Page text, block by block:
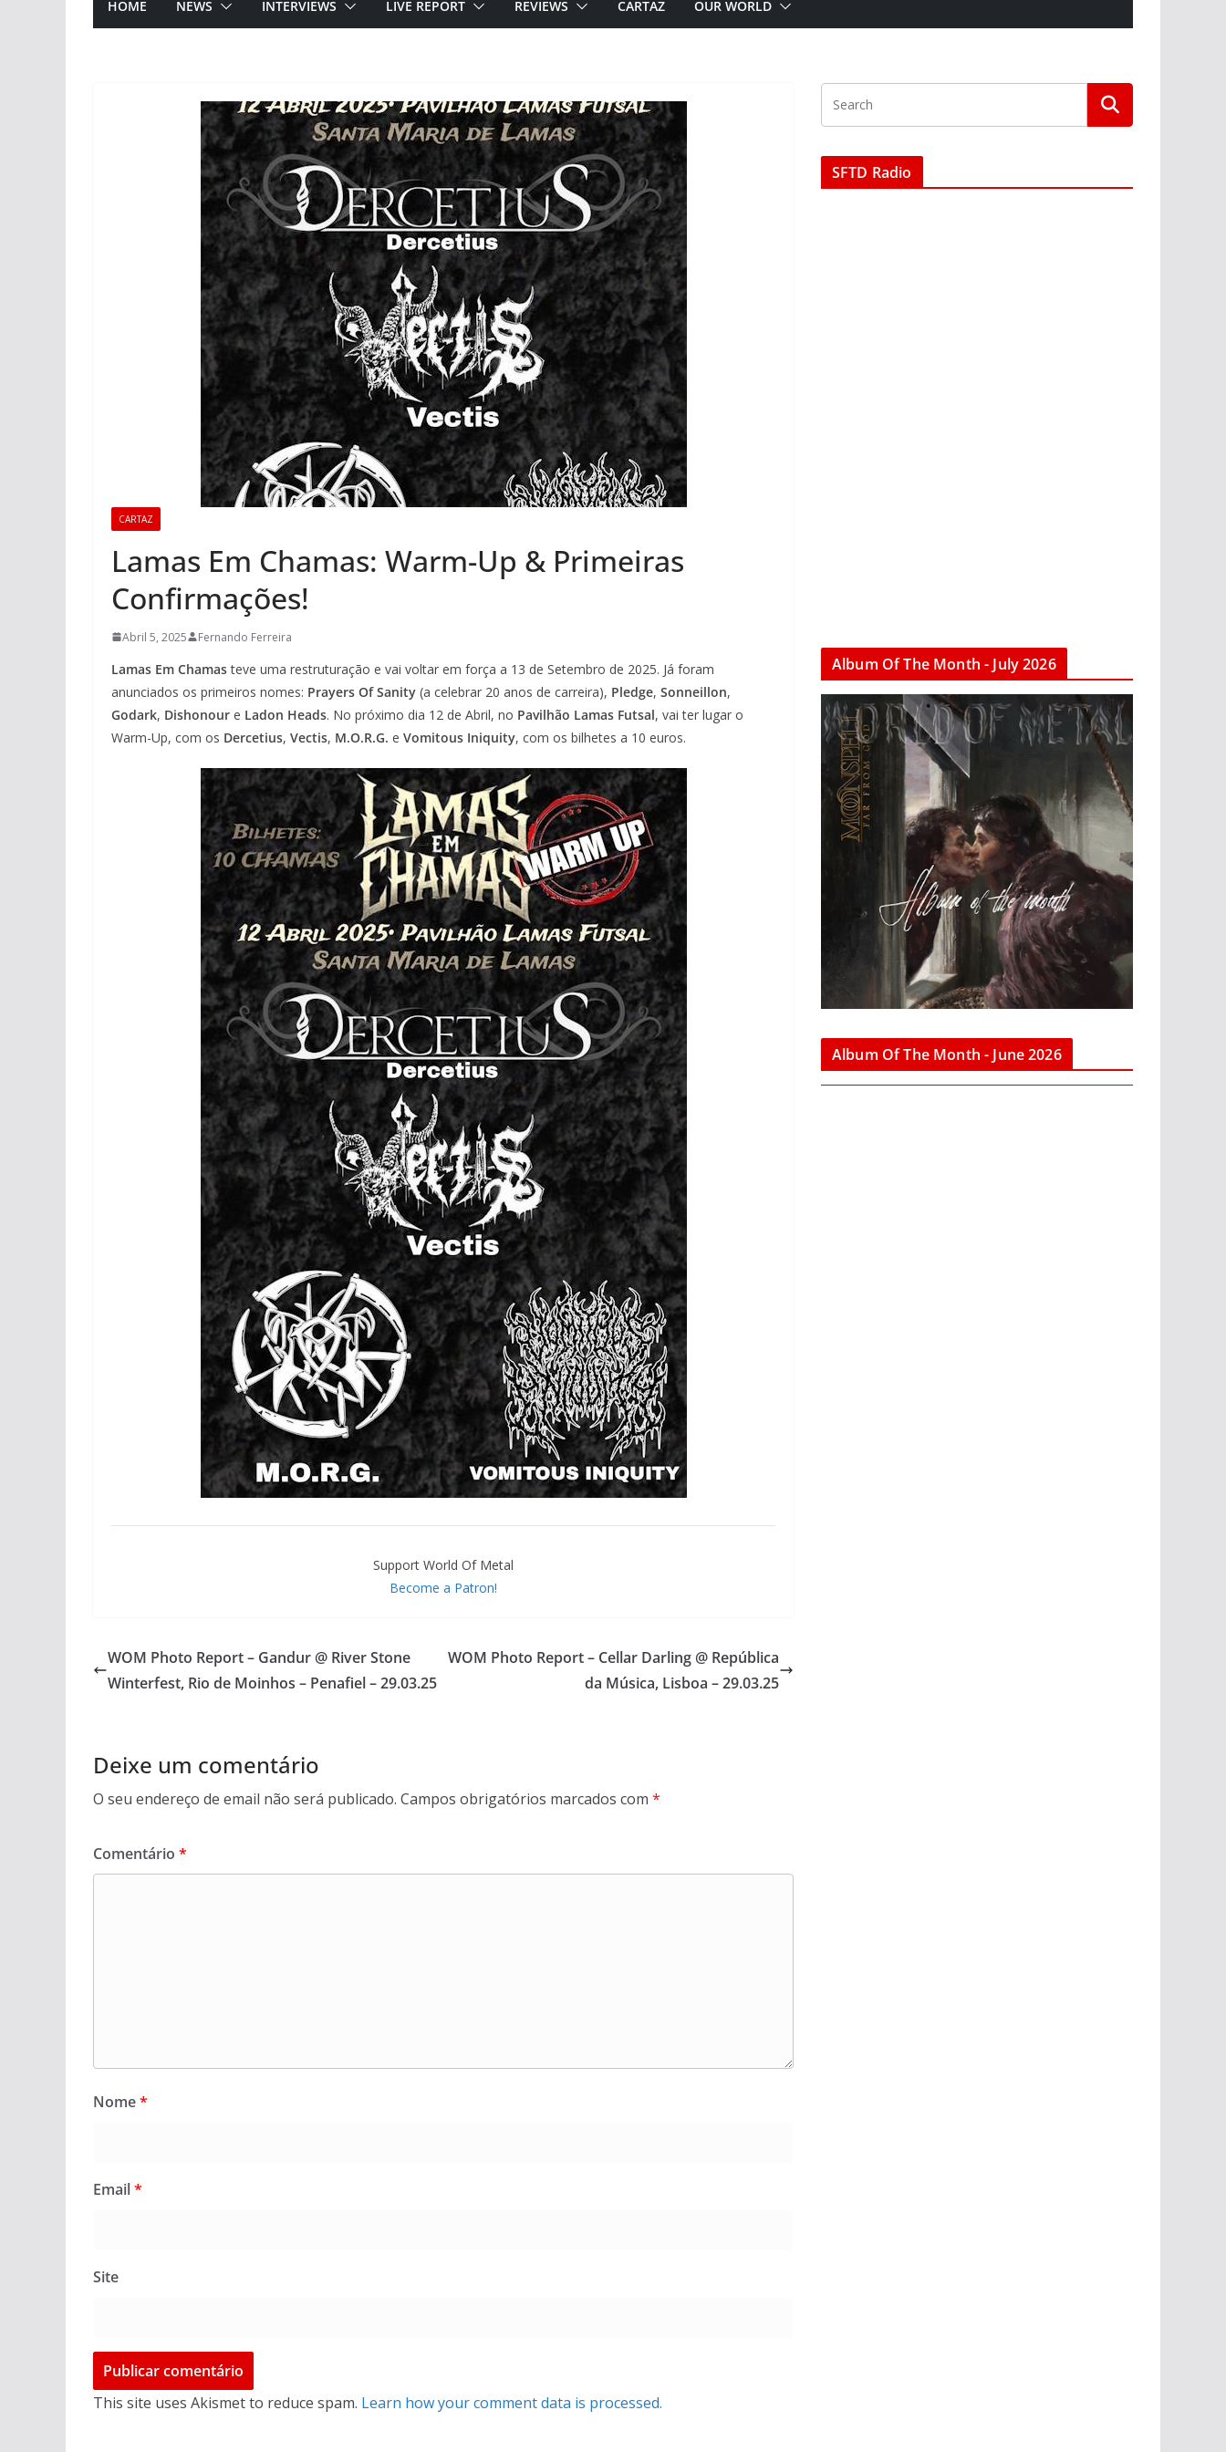
HOME NEWS INTERVIEWS LIVE REPORT REVIEWS CARTAZ OUR WORLD
CARTAZ
Lamas Em Chamas: Warm-Up & Primeiras
Confirmações!
Abril 5, 2025 Fernando Ferreira
Lamas Em Chamasteve uma restruturação e vai voltar em força a 13 de Setembro de 2025. Já foram
anunciados os primeiros nomes: Prayers Of Sanity (a celebrar 20 anos de carreira), Pledge, Sonneillon,
Godark, Dishonour e Ladon Heads. No próximo dia 12 de Abril, no Pavilhão Lamas Futsal, vai ter lugar o
Warm-Up, com os Dercetius, Vectis, M.O.R.G. e Vomitous Iniquity, com os bilhetes a 10 euros.
Support World Of Metal
Become a Patron!
WOM Photo Report – Gandur @ River Stone
Winterfest, Rio de Moinhos – Penafiel – 29.03.25
WOM Photo Report – Cellar Darling @ República
da Música, Lisboa – 29.03.25
Deixe um comentário
O seu endereço de email não será publicado. Campos obrigatórios marcados com *
Comentário *
Nome*
Email*
Site
This site uses Akismet to reduce spam. Learn how your comment data is processed.
SFTD Radio
Album Of The Month - July 2026
Album Of The Month - June 2026